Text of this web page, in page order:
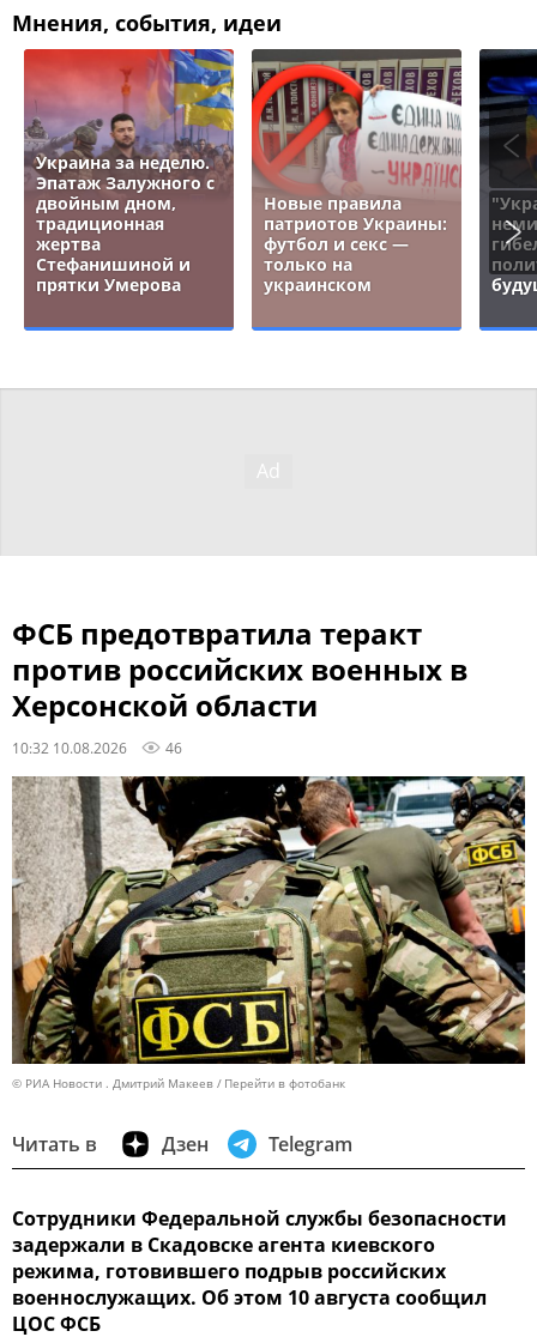
Мнения, события, идеи
Украина за неделю.
Эпатаж Залужного с
двойным дном,
традиционная
жертва
Стефанишиной и
прятки Умерова
Новые правила
патриотов Украины:
футбол и секс —
только на
украинском
ФСБ предотвратила теракт
против российских военных в
Херсонской области
10:32 10.08.2026 46
© РИА Новости . Дмитрий Макеев Перейти в фотобанк
Читать в Дзен Telegram
Сотрудники Федеральной службы безопасности
задержали в Скадовске агента киевского
режима, готовившего подрыв российских
военнослужащих. Об этом 10 августа сообщил
ЦОС ФСБ